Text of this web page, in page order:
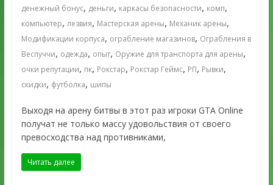
денежный бонус, деньги, каркасы безопасности, комп,
компьютер, лезвия, Мастерская арены, Механик арены,
Модификации корпуса, ограбление магазинов, Ограбления в
Веспуччи, одежда, опыт, Оружие для транспорта для арены,
очки репутации, пк, Рокстар, Рокстар Геймс, РП, Рывки,
скидки, футболка, шипы
Выходя на арену битвы в этот раз игроки GTA Online
получат не только массу удовольствия от своего
превосходства над противниками,
Читать далее